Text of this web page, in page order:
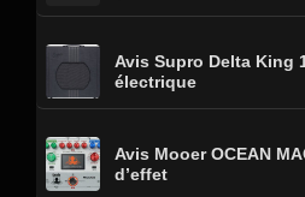
Avis Supro Delta King
électrique
Avis Mooer OCEAN
d’effet